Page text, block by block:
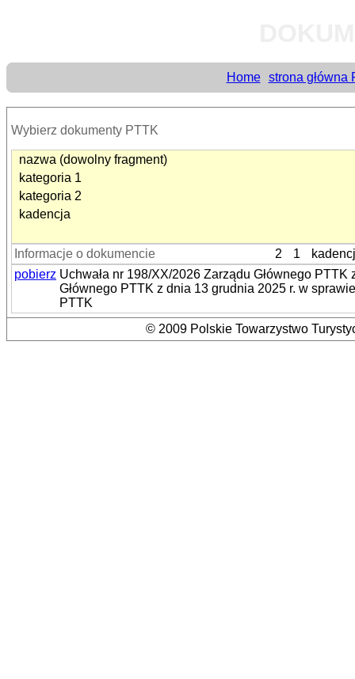
Home strona główna
Wybierz dokumenty PTTK
nazwa (dowolny fragment)
kategoria 1
kategoria 2
kadencja
Informacje o dokumencie 2 1
pobierz Uchwała nr 198/XX/2026 Zarządu Głównego
Głównego PTTK z dnia 13 grudnia 2025 r. w
PTTK
© 2009 Polskie Towarzystwo